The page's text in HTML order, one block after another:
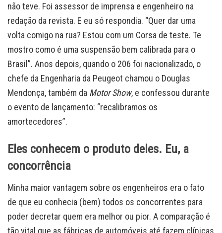
não teve. Foi assessor de imprensa e engenheiro na
redação da revista. E eu só respondia. “Quer dar uma
volta comigo na rua? Estou com um Corsa de teste. Te
mostro como é uma suspensão bem calibrada para o
Brasil”. Anos depois, quando o 206 foi nacionalizado, o
chefe da Engenharia da Peugeot chamou o Douglas
Mendonça, também da Motor Show, e confessou durante
o evento de lançamento: “recalibramos os
amortecedores”.
Eles conhecem o produto deles. Eu, a
concorrência
Minha maior vantagem sobre os engenheiros era o fato
de que eu conhecia (bem) todos os concorrentes para
poder decretar quem era melhor ou pior. A comparação é